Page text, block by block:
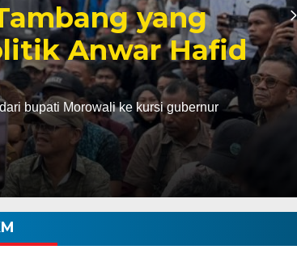
yang
Anwar Hafid
bupati Morowali ke kursi gubernur